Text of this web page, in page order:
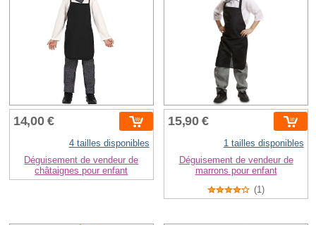
14,00 €
4 tailles disponibles
Déguisement de vendeur de
châtaignes pour enfant
15,90 €
1 tailles disponibles
Déguisement de vendeur de
marrons pour enfant
(1)